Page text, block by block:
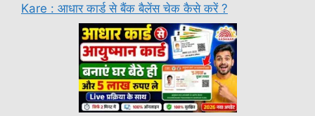
Kare : आधार कार्ड से बैंक बैलेंस चेक कैसे करें ?